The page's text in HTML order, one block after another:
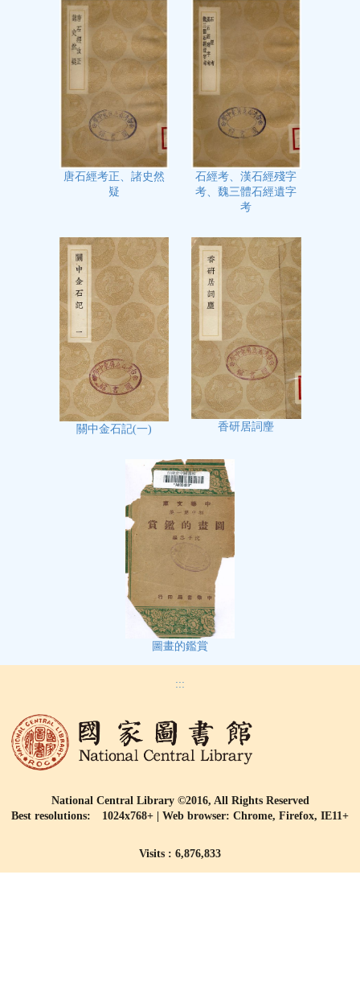
唐石經考正、諸史然
疑
石經考、漢石經殘字
考、魏三體石經遺字
考
關中金石記(一) 香研居詞麈
圖畫的鑑賞
:::
National Central Library ©2016, All Rights Reserved
Best resolutions: 1024x768+ | Web browser: Chrome, Firefox, IE11+
Visits : 6,876,833